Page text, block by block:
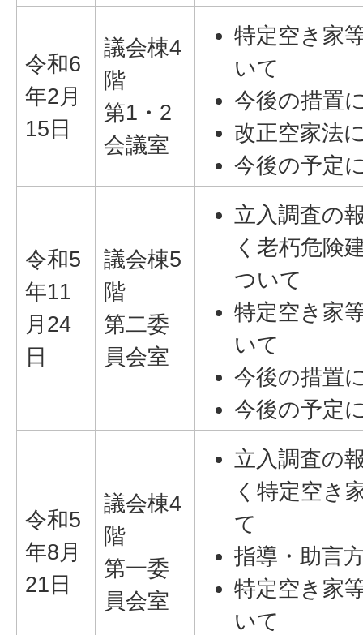
令和6
年2月
15日
議会棟4
階
第1・2
会議室
特定空き家
いて
今後の措置
改正空家法
今後の予定
令和5
年11
月24
日
議会棟5
階
第二委
員会室
立入調査の
く老朽危険
ついて
特定空き家
いて
今後の措置
今後の予定
令和5
年8月
21日
議会棟4
階
第一委
員会室
立入調査の
く特定空き
て
指導・助言
特定空き家
いて